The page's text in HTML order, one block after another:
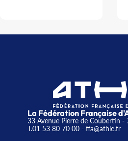
La Fédération Française
33 Avenue Pierre de Coubertin -
T.01 53 80 70 00- ffa@athle.fr